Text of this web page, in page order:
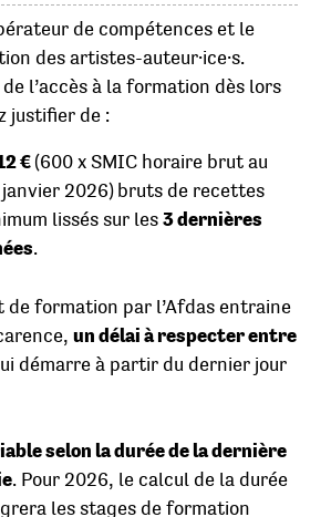
de compétences et le
des artistes-auteur·ice·s.
l’accès à la formation dès lors
justifier de :
€ (600 x SMIC horaire brut au
2026) bruts de recettes
lissés sur les3 dernières
.
de formation par l’Afdas entraine
un délai à respecter entre
démarre à partir du dernier jour
selon la durée de la dernière
. Pour 2026, le calcul de la durée
les stages de formation